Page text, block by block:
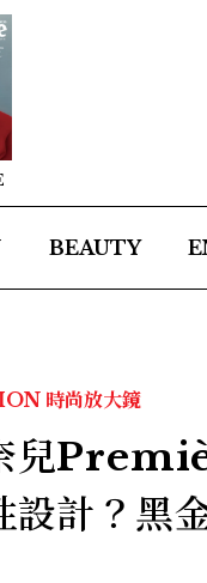
BEAUTY
時尚放大鏡
兒
設計？黑